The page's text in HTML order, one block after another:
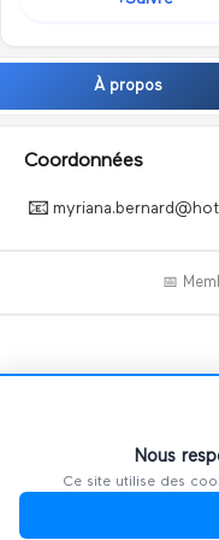
À propos
Coordonnées
📧
📅
Ce profil n'a
Nous
Ce site utilise des